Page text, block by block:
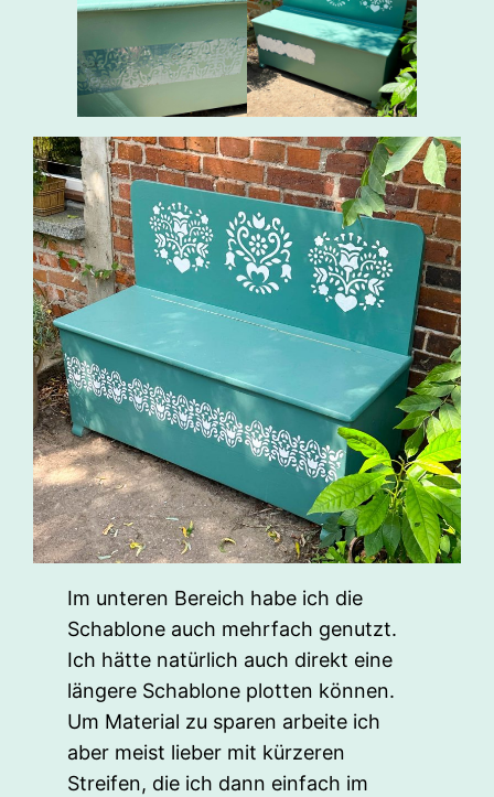
Im unteren Bereich habe ich die
Schablone auch mehrfach genutzt.
Ich hätte natürlich auch direkt eine
längere Schablone plotten können.
Um Material zu sparen arbeite ich
aber meist lieber mit kürzeren
Streifen, die ich dann einfach im